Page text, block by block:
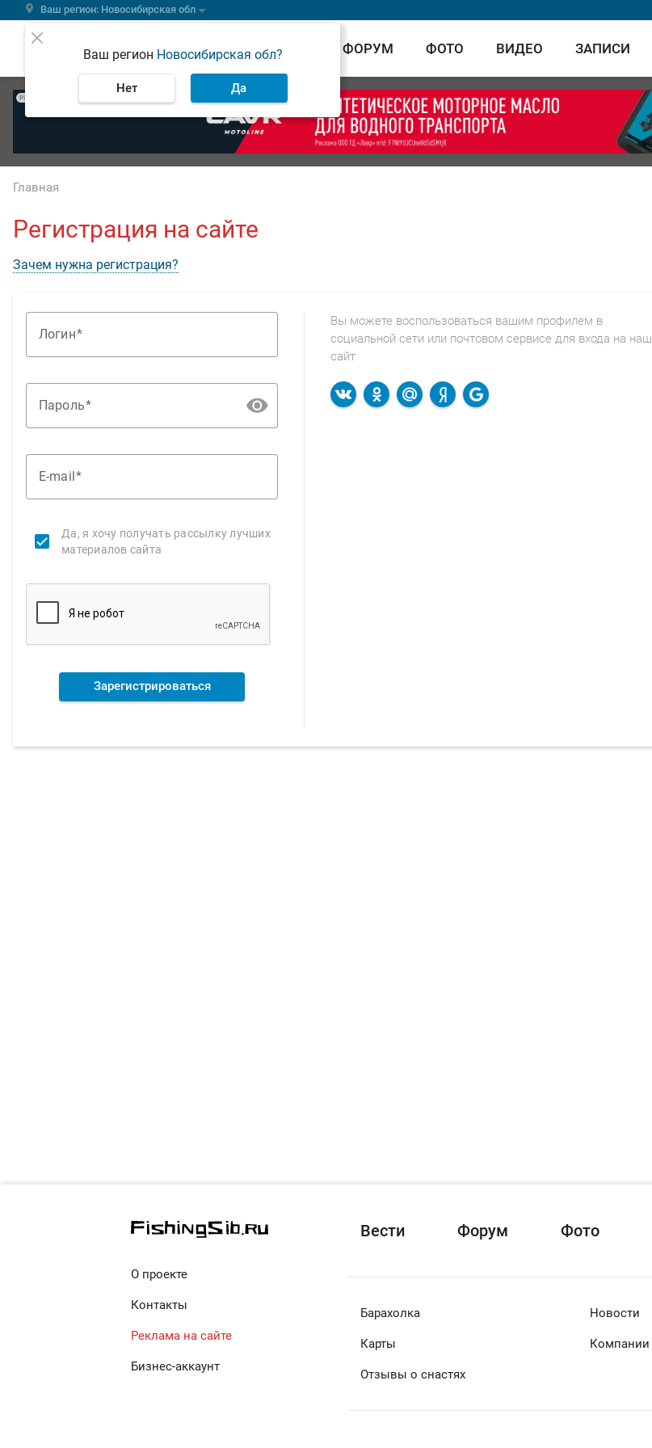
Ваш регион: Новосибирская обл
Ваш регион Новосибирская обл?
Нет Да
ВЕСТИ ФОРУМ ФОТО ВИДЕО ЗАПИСИ
РЕКЛАМА
Главная
Регистрация на сайте
Зачем нужна регистрация?
Логин
Пароль
E-mail
Да, я хочу получать рассылку лучших
материалов сайта
Зарегистрироваться
Вы можете воспользоваться вашим профилем в
социальной сети или почтовом сервисе для входа на наш
сайт
О проекте
Контакты
Реклама на сайте
Бизнес-аккаунт
Вести Форум Фото
Барахолка
Карты
Отзывы о снастях
Новости
Компании